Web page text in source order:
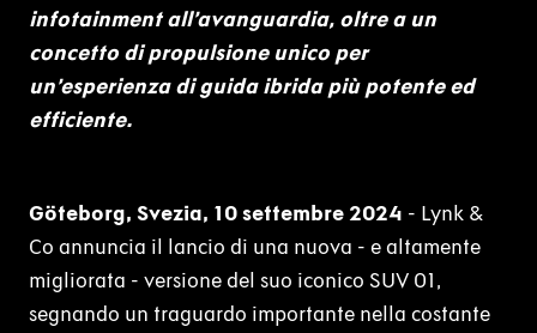
infotainment all’avanguardia, oltre a un
concetto di propulsione unico per
un’esperienza di guida ibrida più potente ed
efficiente.
Göteborg, Svezia, 10 settembre 2024 - Lynk &
Co annuncia il lancio di una nuova - e altamente
migliorata - versione del suo iconico SUV 01,
segnando un traguardo importante nella costante